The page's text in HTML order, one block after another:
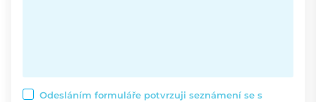
Odesláním formuláře potvrzuji seznámení se s